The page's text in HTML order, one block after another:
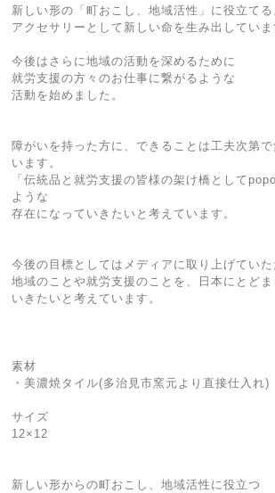
新しい形の「町おこし、地域活性」に役立てる
アクセサリーとして新しい命を生み出していま
今後はさらに地域の活動を深めるために
就労支援の方々のお仕事に繋がるような
活動を始めました。
障がいを持った方に、できることは工夫次第
います。
「伝統品と就労支援の皆様の架け橋として
ような
存在になっていきたいと考えています。
今後の目標としてはメディアに取り上げていた
地域のことや就労支援のことを、日本にとど
いきたいと考えています。
素材
・美濃焼タイル(多治見市窯元より直接仕入れ)
サイズ
12×12
新しい形からの町おこし、地域活性に役立つ